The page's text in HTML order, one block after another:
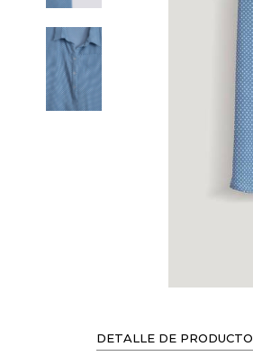
DETALLE DE PRODUCTO